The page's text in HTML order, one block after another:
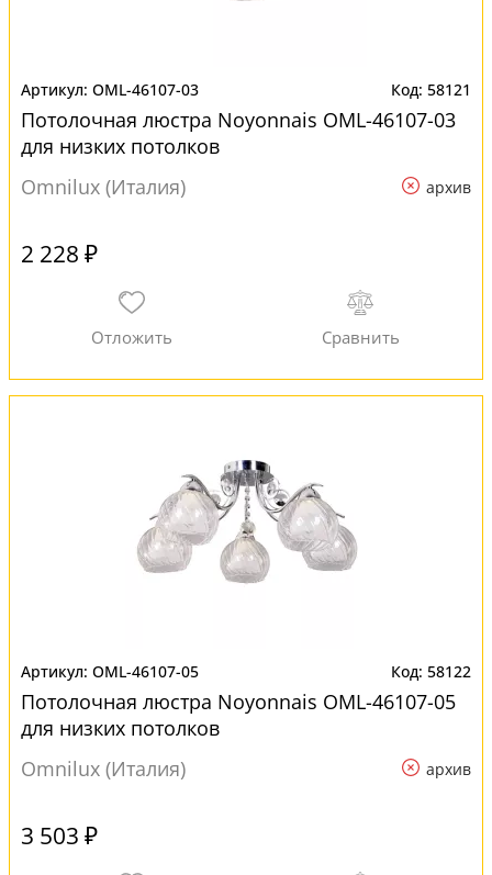
OML-46107-03 58121
Потолочная люстра Noyonnais OML-46107-03
для низких потолков
Omnilux (Италия)
архив
2 228 ₽
OML-46107-05 58122
Потолочная люстра Noyonnais OML-46107-05
для низких потолков
Omnilux (Италия)
архив
3 503 ₽